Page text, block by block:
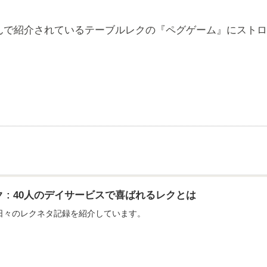
で紹介されているテーブルレクの『ペグゲーム』にスト
: 40人のデイサービスで喜ばれるレクとは
のレクネタ記録を紹介しています。